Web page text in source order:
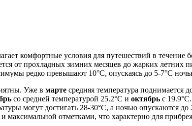
комфортные условия для путешествий в течение
от прохладных зимних месяцев до жарких
редко превышают 10°C, опускаясь до 5-7°C
Уже в марте средняя температура поднимается
со средней температурой 25.2°C и октябрь с
могут достигать 28-30°C, а ночью опускаются
максимальной отметками, что характерно для